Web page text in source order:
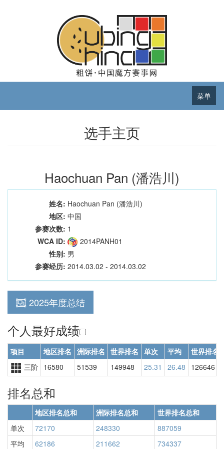
菜单
选手主页
Haochuan Pan (潘浩川)
姓名: Haochuan Pan (潘浩川)
地区: 中国
参赛次数: 1
WCA ID:
2014PANH01
性别: 男
参赛经历: 2014.03.02 - 2014.03.02
2025年度总结
个人最好成绩
项目 地区排名 洲际排名 世界排名 单次 平均
世界排名
三阶 16580 51539 149948 25.31 26.48 126646
排名总和
地区排名总和 洲际排名总和
世界排名总和
单次
72170 248330
887059
平均
62186 211662 734337